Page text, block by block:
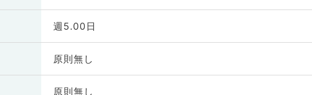
週5.00日
原則無し
原則無し